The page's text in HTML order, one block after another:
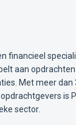
financieel
aan
Met meer
is
sector.